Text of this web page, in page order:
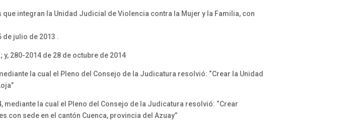
integran la Unidad Judicial de Violencia contra la Mujer y la Familia, con
de julio de 2013 .
280-2014 de 28 de octubre de 2014
la cual el Pleno del Consejo de la Judicatura resolvió: “Crear la Unidad
la cual el Pleno del Consejo de la Judicatura resolvió: “Crear
con sede en el cantón Cuenca, provincia del Azuay”